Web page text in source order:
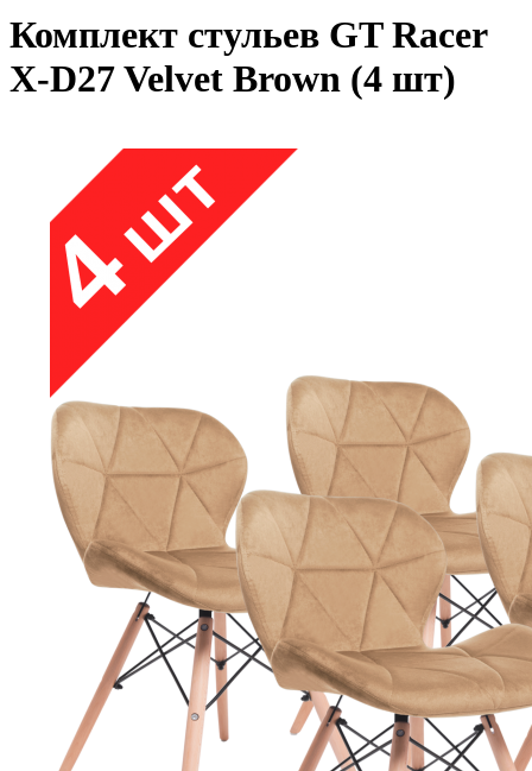
Комплект стульев GT Racer
X-D27 Velvet Brown (4 шт)